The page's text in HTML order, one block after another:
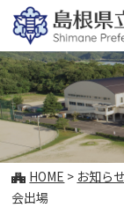
このページの本
こ
の
HOME > お知らせ
会出場